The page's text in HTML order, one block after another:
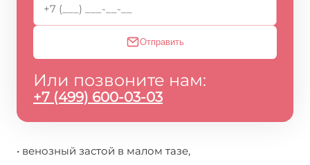
Отправить
Или позвоните нам:
+7 (499) 600-03-03
• венозный застой в малом тазе,